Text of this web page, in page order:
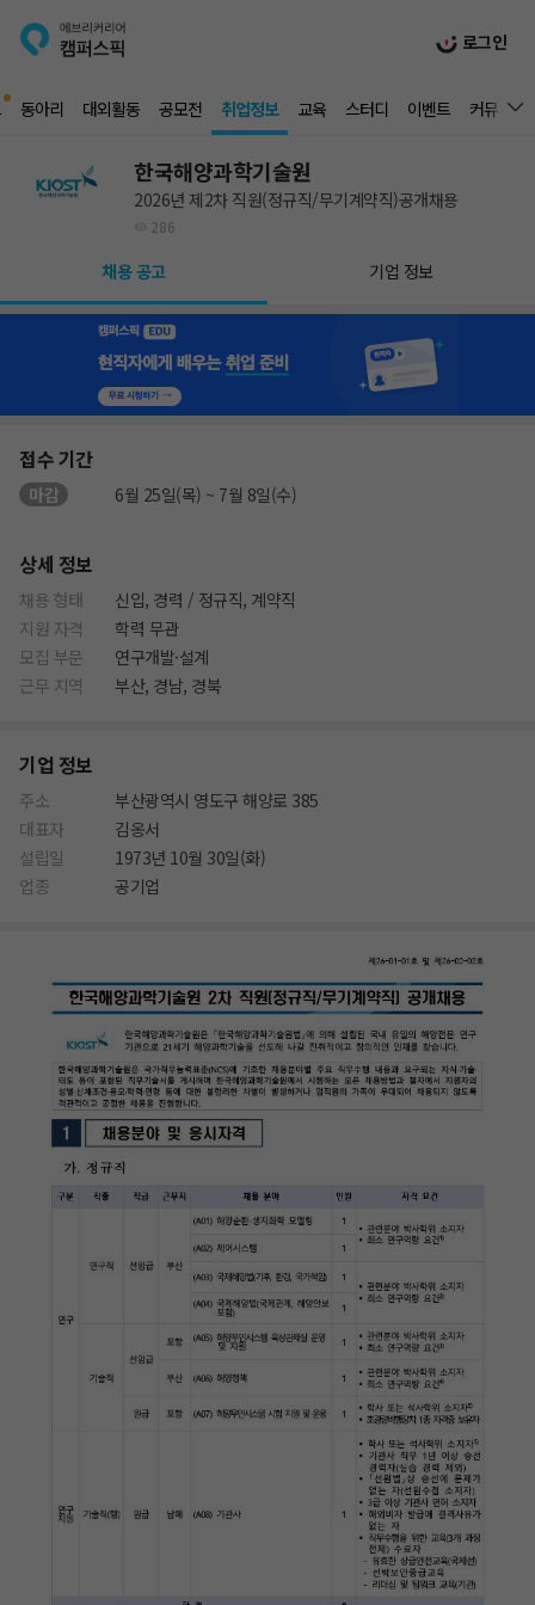
로그인
동아리 대외활동 공모전 취업정보 교육 스터디 이벤트 커뮤니티
한국해양과학기술원
2026년 제2차 직원(정규직/무기계약직)공개채용
286
채용 공고 기업 정보
접수 기간
마감 6월 25일(목) ~ 7월 8일(수)
상세 정보
채용 형태
신입, 경력 / 정규직, 계약직
지원 자격
학력 무관
모집 부문
연구개발·설계
근무 지역
부산, 경남, 경북
기업 정보
주소
부산광역시 영도구 해양로 385
대표자
김옹서
설립일
1973년 10월 30일(화)
업종
공기업